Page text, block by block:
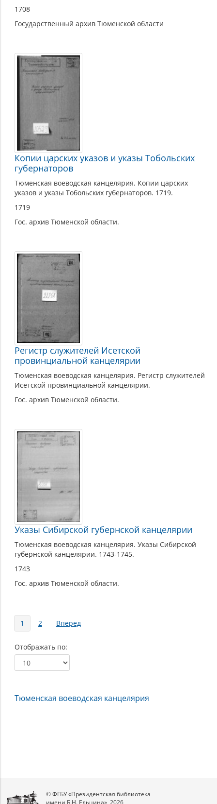
1708
Государственный архив Тюменской области
Копии царских указов и указы Тобольских
губернаторов
Тюменская воеводская канцелярия. Копии царских
указов и указы Тобольских губернаторов. 1719.
1719
Гос. архив Тюменской области.
Регистр служителей Исетской
провинциальной канцелярии
Тюменская воеводская канцелярия. Регистр служителей
Исетской провинциальной канцелярии.
Гос. архив Тюменской области.
Указы Сибирской губернской канцелярии
Тюменская воеводская канцелярия. Указы Сибирской
губернской канцелярии. 1743-1745.
1743
Гос. архив Тюменской области.
Страницы
1 2 Вперед
Отображать по
Тюменская воеводская канцелярия
© ФГБУ «Президентская библиотека
имени Б.Н. Ельцина», 2026